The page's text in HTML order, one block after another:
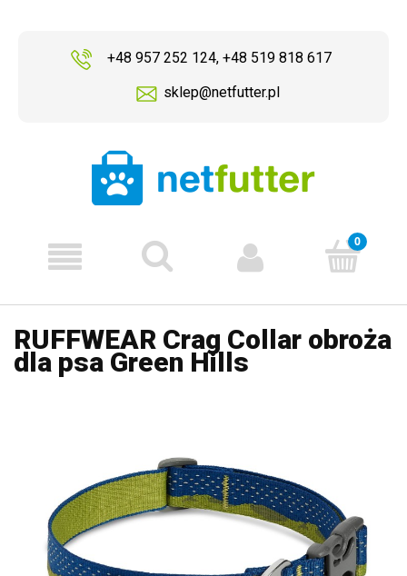
+48 957 252 124, +48 519 818 617
sklep@netfutter.pl
RUFFWEAR Crag Collar obroża
dla psa Green Hills